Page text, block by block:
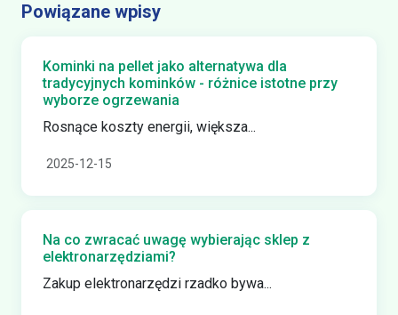
Powiązane wpisy
Kominki na pellet jako alternatywa dla
tradycyjnych kominków - różnice istotne przy
wyborze ogrzewania
Rosnące koszty energii, większa...
2025-12-15
Na co zwracać uwagę wybierając sklep z
elektronarzędziami?
Zakup elektronarzędzi rzadko bywa...